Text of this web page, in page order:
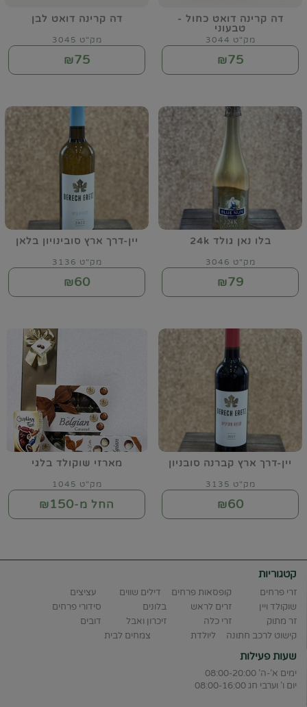
דה קרינה דואט כחול -
טבעוני
מק"ט 3044
₪75
דה קרינה דואט לבן
מק"ט 3045
₪75
בלו נאן גולד 24k
מק"ט 3046
₪79
יין-דרך ארץ סובינויון בלאן
מק"ט 3136
₪60
יין-דרך ארץ קברנה סובניון
מק"ט 3135
₪60
מארזי שוקולד בלגי
מק"ט 1045
החל מ-₪150
קטגוריות
זרי פרחים קופסאות פרחים דילים שווים
עציצים
שוקולד ויין
זרים לראש בלונים
סידורי פרחים
זר מתוק
זרי כלה זיכרון ואבל
דובים
קישוט לרכב חתונה
ליולדת צמחים לבית
שעות פעילות
ימים א'-ה' 08:00-20:00
יום ו' וערבי חג 08:00-16:00